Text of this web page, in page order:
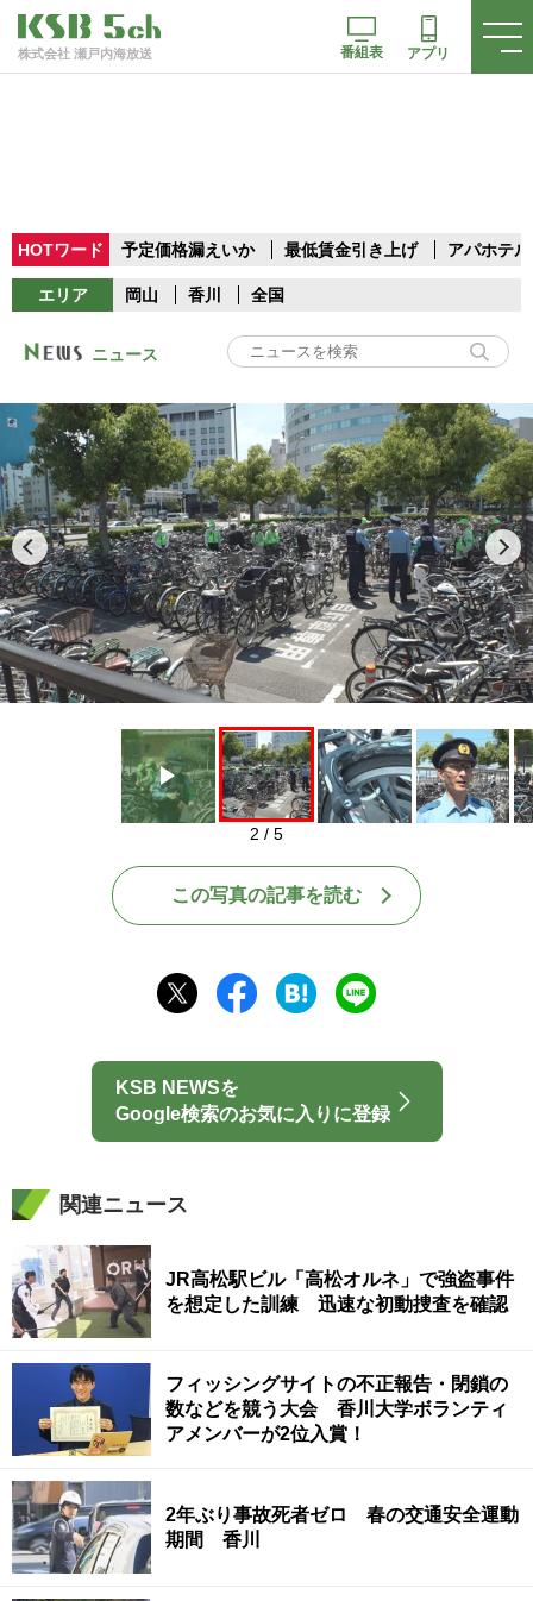
株式会社 瀬戸内海放送 番組表 アプリ
HOTワード 予定価格漏えいか 最低賃金引き上げ アパホテル
エリア 岡山 香川 全国
ニュース
Play
2 / 5
この写真の記事を読む
KSB NEWSを
Google検索のお気に入りに登録
関連ニュース
JR高松駅ビル「高松オルネ」で強盗事件
を想定した訓練 迅速な初動捜査を確認
フィッシングサイトの不正報告・閉鎖の
数などを競う大会 香川大学ボランティ
アメンバーが2位入賞！
2年ぶり事故死者ゼロ 春の交通安全運動
期間 香川